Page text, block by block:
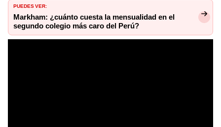
PUEDES VER:
Markham: ¿cuánto cuesta la mensualidad en el
segundo colegio más caro del Perú?